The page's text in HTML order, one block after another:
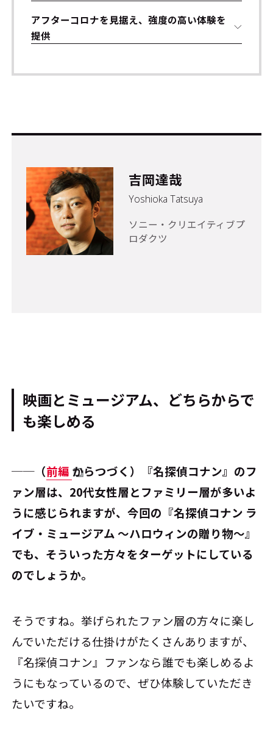
アフターコロナを見据え、強度の高い体験を
提供
吉岡達哉
Yoshioka Tatsuya
ソニー・クリエイティブプ
ロダクツ
映画とミュージアム、どちらからで
も楽しめる
──（前編 からつづく）『名探偵コナン』のフ
ァン層は、20代女性層とファミリー層が多いよ
うに感じられますが、今回の『名探偵コナン ラ
イブ・ミュージアム ～ハロウィンの贈り物～』
でも、そういった方々をターゲットにしている
のでしょうか。
そうですね。挙げられたファン層の方々に楽し
んでいただける仕掛けがたくさんありますが、
『名探偵コナン』ファンなら誰でも楽しめるよ
うにもなっているので、ぜひ体験していただき
たいですね。